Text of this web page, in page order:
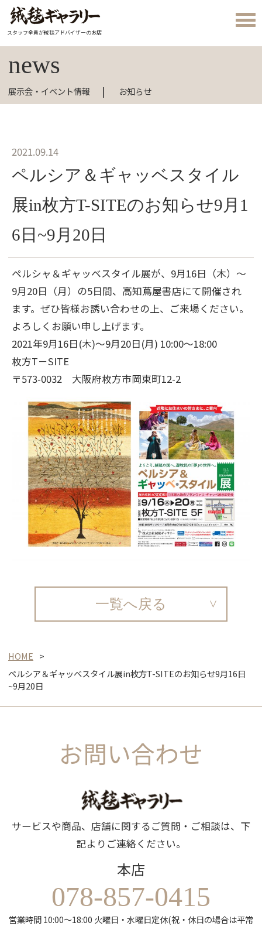
スタッフ全員が絨毯アドバイザーのお店
news
展示会・イベント情報 お知らせ
2021.09.14
ペルシア＆ギャッベスタイル
展in枚方T-SITEのお知らせ9月1
6日~9月20日
ペルシャ＆ギャッベスタイル展が、9月16日（木）～
9月20日（月）の5日間、高知蔦屋書店にて開催され
ます。ぜひ皆様お誘い合わせの上、ご来場ください。
よろしくお願い申し上げます。
2021年9月16日(木)～9月20日(月) 10:00～18:00
枚方T－SITE
〒573-0032 大阪府枚方市岡東町12-2
一覧へ戻る
HOME
ペルシア＆ギャッベスタイル展in枚方T-SITEのお知らせ9月16日
~9月20日
お問い合わせ
サービスや商品、店舗に関するご質問・ご相談は、下
記よりご連絡ください。
本店
078-857-0415
営業時間 10:00～18:00 火曜日・水曜日定休(祝・休日の場合は平常